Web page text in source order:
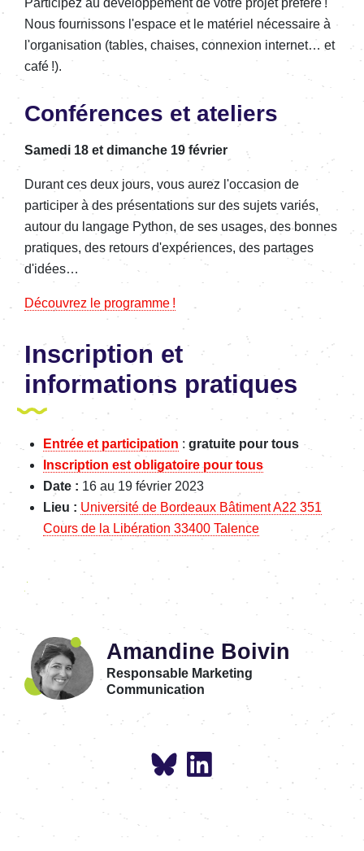
Participez au développement de votre projet préféré !
Nous fournissons l'espace et le matériel nécessaire à
l'organisation (tables, chaises, connexion internet… et
café !).
Conférences et ateliers
Samedi 18 et dimanche 19 février
Durant ces deux jours, vous aurez l'occasion de
participer à des présentations sur des sujets variés,
autour du langage Python, de ses usages, des bonnes
pratiques, des retours d'expériences, des partages
d'idées…
Découvrez le programme !
Inscription et
informations pratiques
Entrée et participation : gratuite pour tous
Inscription est obligatoire pour tous
Date : 16 au 19 février 2023
Lieu : Université de Bordeaux Bâtiment A22 351
Cours de la Libération 33400 Talence
Amandine Boivin
Responsable Marketing
Communication